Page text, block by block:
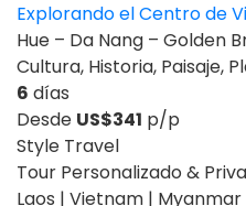
Explorando el Centro de
Hue – Da Nang – Golden
Cultura, Historia, Paisaje,
6 días
Desde US$341 p/p
Style Travel
Tour Personalizado &
Laos | Vietnam |